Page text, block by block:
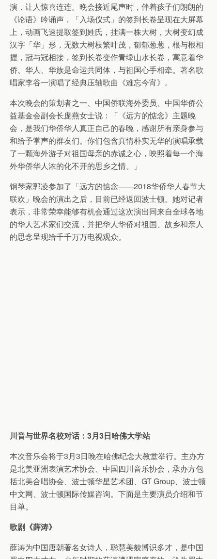
演，让人惊喜连连。晚会接近尾声时，伴着孩子们朗朗的
《论语》吟诵声，「入场仪式」的签到长卷呈现在大屏幕
上，动画飞速提取签到姓氏，挂满一株大树，大树变幻成
汉字「华」形，无数大树枝繁叶茂，郁郁葱葱，根与根相
握，冠与冠相接，签到长卷变作青绿山水长卷，寓意着华
侨、华人、华族是命运共同体，与祖国心手相牵。著名歌
唱家李谷一演唱了经典压轴歌曲《难忘今宵》。
本次晚会的策划者之一、中国侨联海外委员、中国华侨公
益基金会副会长庞燕女士说：「《远方的惦念》主题晚
会，是我们华侨华人真正自己的春晚，感谢所有亲身参与
和给予掌声的群友们。你们包含真情朴实无华的演唱承载
了一颗海外游子对祖国母亲的赤诚之心，映照着每一个海
外华侨华人浓的化不开的思乡之情。」
钢琴家郭凌参加了「远方的惦念——2018华侨华人春节大
联欢」晚会的演出之后，目前已经返回波士顿。她对记者
表示，非常荣幸能够有机会通过这次演出同来自全球各地
的华人艺术家们交流，并把华人华侨对祖国、故乡和亲人
的思念呈现给千千万万电视观众。
川音与世界名校对话：3月3日哈佛大学站
本次音乐会将于3月3日晚在哈佛纪念大教堂举行。主办方
是北美亚洲表演艺术协会、中国四川音乐协会，承办方包
括北美合唱协会、波士顿华星艺术团、GT Group、波士顿
中文网、波士顿国际传媒咨询。下面是主要演员介绍和节
目单。
歌剧《薛涛》
薛涛为中国唐朝著名女诗人，聪慧美貌博识多才，是中国